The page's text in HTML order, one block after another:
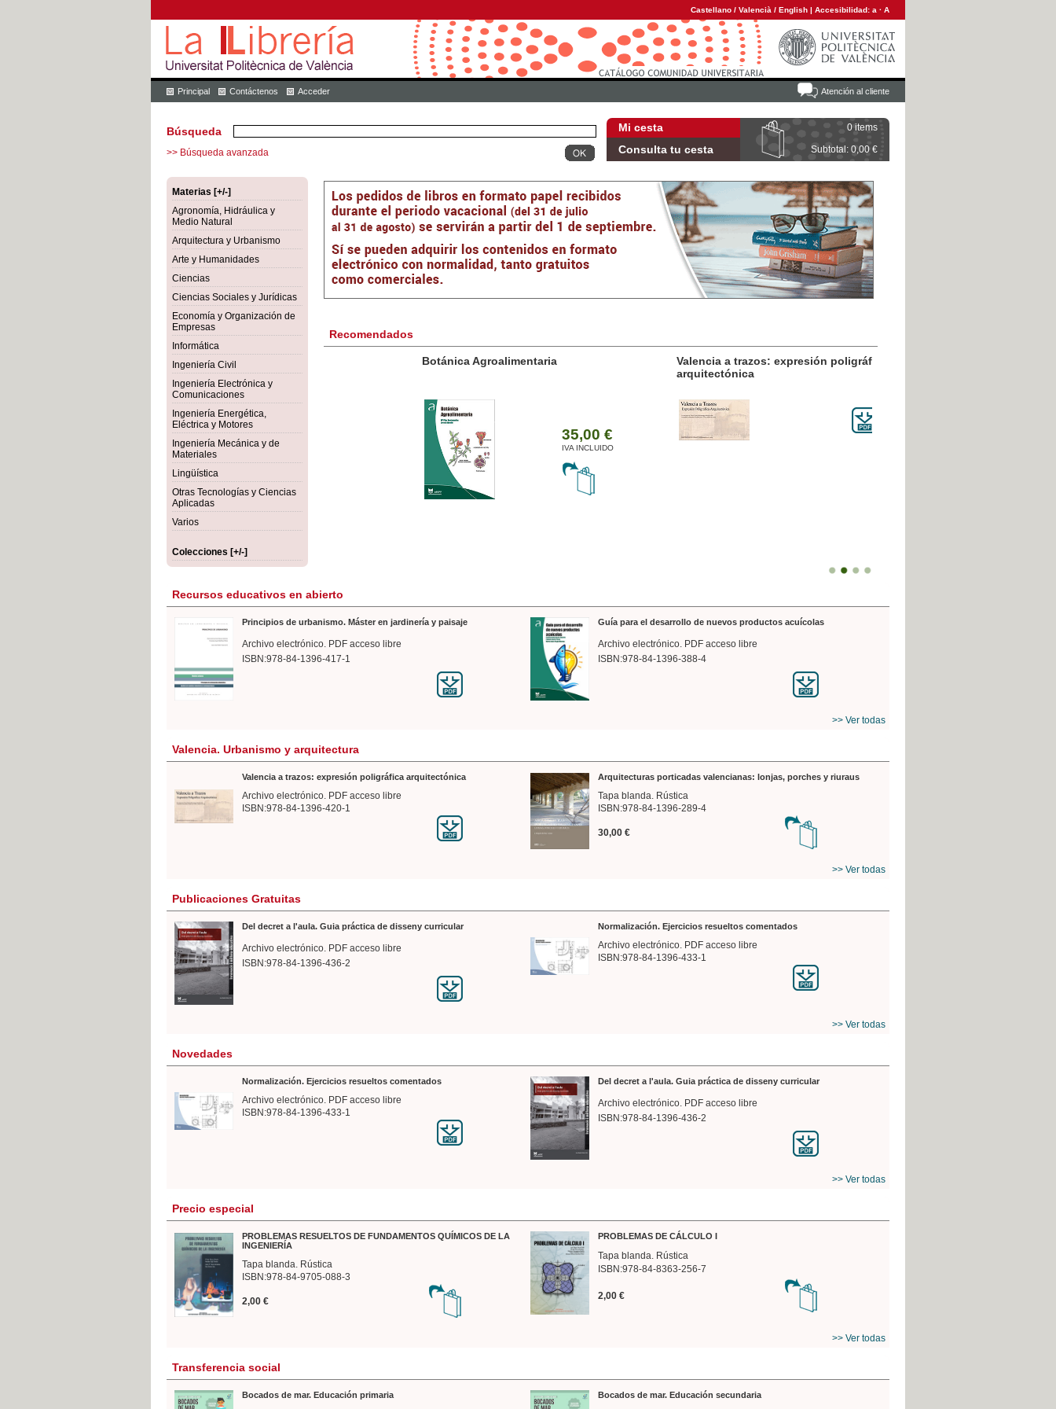
Castellano / Valencià / English | Accesibilidad: a · A
Atención al cliente
Principal Contáctenos Acceder
Mi cesta 0 items
Consulta tu cesta Subtotal: 0,00 €
Búsqueda
>> Búsqueda avanzada
Materias [+/-]
Agronomía, Hidráulica y
Medio Natural
Arquitectura y Urbanismo
Arte y Humanidades
Ciencias
Ciencias Sociales y Jurídicas
Economía y Organización de
Empresas
Informática
Ingeniería Civil
Ingeniería Electrónica y
Comunicaciones
Ingeniería Energética,
Eléctrica y Motores
Ingeniería Mecánica y de
Materiales
Lingüística
Otras Tecnologías y Ciencias
Aplicadas
Varios
Colecciones [+/-]
Recomendados
Botánica Agroalimentaria
35,00 €
IVA INCLUIDO
Valencia a trazos: expresión poligráfica
Recursos educativos en abierto
Principios de urbanismo. Máster en jardinería y paisaje
Archivo electrónico. PDF acceso libre
ISBN:978-84-1396-417-1
Guía para el desarrollo de nuevos productos acuícolas
Archivo electrónico. PDF acceso libre
ISBN:978-84-1396-388-4
>> Ver todas
Valencia. Urbanismo y arquitectura
Valencia a trazos: expresión poligráfica arquitectónica
Archivo electrónico. PDF acceso libre
ISBN:978-84-1396-420-1
Arquitecturas porticadas valencianas: lonjas, porches y riuraus
Tapa blanda. Rústica
ISBN:978-84-1396-289-4
30,00 €
>> Ver todas
Publicaciones Gratuitas
Del decret a l'aula. Guia práctica de disseny curricular
Archivo electrónico. PDF acceso libre
ISBN:978-84-1396-436-2
Normalización. Ejercicios resueltos comentados
Archivo electrónico. PDF acceso libre
ISBN:978-84-1396-433-1
>> Ver todas
Novedades
Normalización. Ejercicios resueltos comentados
Archivo electrónico. PDF acceso libre
ISBN:978-84-1396-433-1
Del decret a l'aula. Guia práctica de disseny curricular
Archivo electrónico. PDF acceso libre
ISBN:978-84-1396-436-2
>> Ver todas
Precio especial
PROBLEMAS RESUELTOS DE FUNDAMENTOS QUÍMICOS DE LA
INGENIERÍA
Tapa blanda. Rústica
ISBN:978-84-9705-088-3
2,00 €
PROBLEMAS DE CÁLCULO I
Tapa blanda. Rústica
ISBN:978-84-8363-256-7
2,00 €
>> Ver todas
Transferencia social
Bocados de mar. Educación primaria Bocados de mar. Educación secundaria